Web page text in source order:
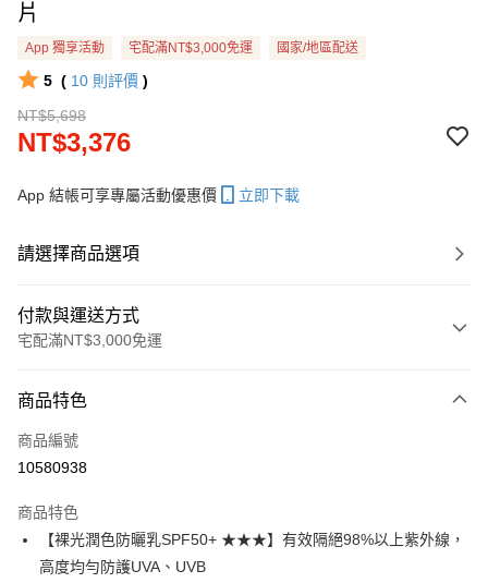
片
App 獨享活動 宅配滿NT$3,000免運 國家/地區配送
5 ( 10 則評價 )
NT$5,698
NT$3,376
App 結帳可享專屬活動優惠價 立即下載
請選擇商品選項
付款與運送方式
宅配滿NT$3,000免運
信用卡一次付款
信用卡分期付款
合作金庫商業銀行
華南商業銀行
彰化商業銀行
上海商業儲蓄銀行
超商取貨付款
LINE Pay
商品特色
商品編號
10580938
商品特色
【裸光潤色防曬乳SPF50+ ★★★】有效隔絕98%以上紫外線，
高度均勻防護UVA、UVB